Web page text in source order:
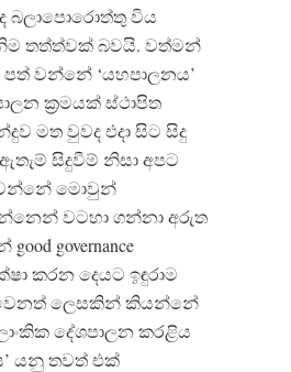
බලාපොරොත්තු විය
තත්ත්වක් බවයි. වත්මන්
වන්නේ ‘යහපාලනය’
ක්‍රමයක් ස්ථාපිත
මත වුවද එදා සිට සිදු
සිදුවීම් නිසා අපට
මොවුන්
වටහා ගන්නා අරුත
governance
කරන දෙයට ඉඳුරාම
ලෙසකින් කියන්නේ
දේශපාලන කරළිය
යනු තවත් එක්